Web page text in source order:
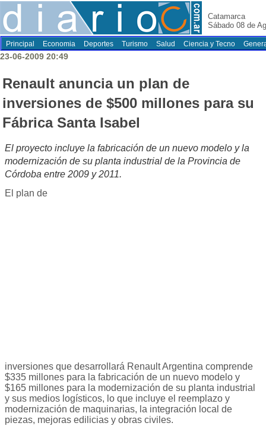
Catamarca
Sábado 08 de
Principal Economia Deportes Turismo Salud Ciencia y Tecno
23-06-2009 20:49
Renault anuncia un plan de
inversiones de $500 millones para su
Fábrica Santa Isabel
El proyecto incluye la fabricación de un nuevo modelo y la
modernización de su planta industrial de la Provincia de
Córdoba entre 2009 y 2011.
El plan de
inversiones que desarrollará Renault Argentina comprende
$335 millones para la fabricación de un nuevo modelo y
$165 millones para la modernización de su planta industrial
y sus medios logísticos, lo que incluye el reemplazo y
modernización de maquinarias, la integración local de
piezas, mejoras edilicias y obras civiles.